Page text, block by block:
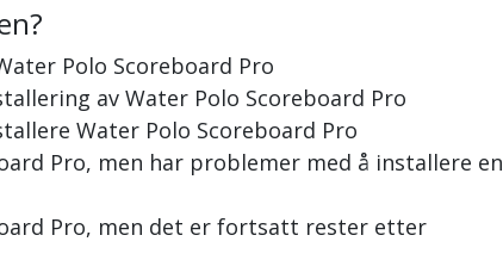
Polo Scoreboard Pro
av Water Polo Scoreboard Pro
Water Polo Scoreboard Pro
Pro, men har problemer med å installere en
Pro, men det er fortsatt rester etter